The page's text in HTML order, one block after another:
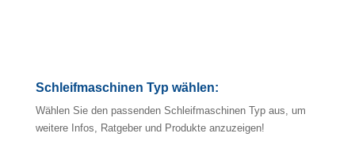
Schleifmaschinen Typ wählen:
Wählen Sie den passenden Schleifmaschinen Typ aus, um
weitere Infos, Ratgeber und Produkte anzuzeigen!